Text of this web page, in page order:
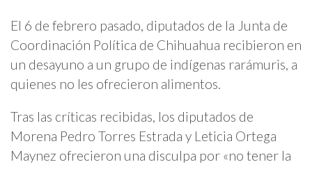
El 6 de febrero pasado, diputados de la Junta de
Coordinación Política de Chihuahua recibieron en
un desayuno a un grupo de indígenas rarámuris, a
quienes no les ofrecieron alimentos.
Tras las críticas recibidas, los diputados de
Morena Pedro Torres Estrada y Leticia Ortega
Maynez ofrecieron una disculpa por «no tener la